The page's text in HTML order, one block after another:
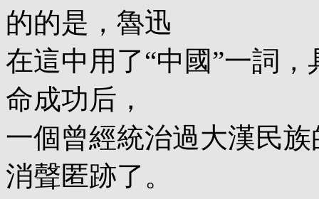
的的是，魯迅
在這中用了“中國”一詞
命成功后，
一個曾經統治過大漢民
消聲匿跡了。